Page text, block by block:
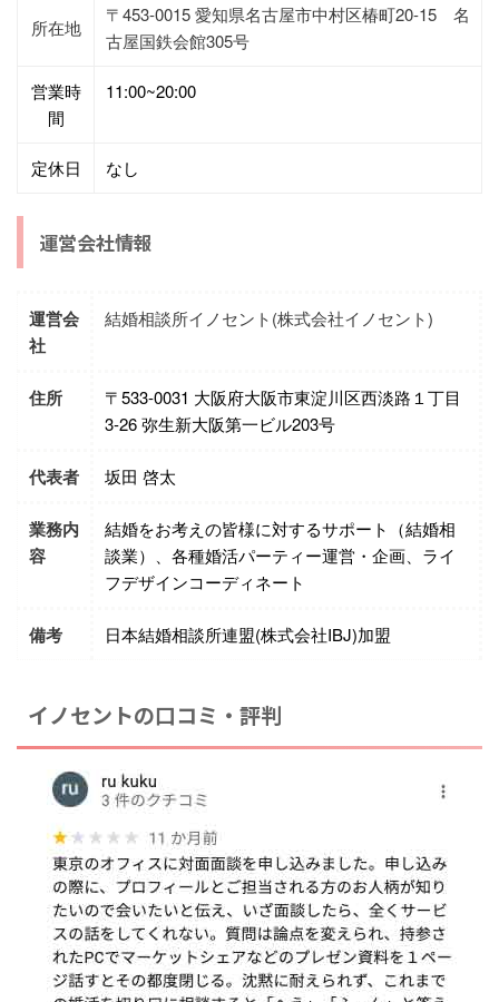
所在地
〒453-0015 愛知県名古屋市中村区椿町20-15 名
古屋国鉄会館305号
営業時
間
11:00~20:00
定休日 なし
運営会社情報
運営会
社
結婚相談所イノセント(株式会社イノセント)
住所
〒533-0031 大阪府大阪市東淀川区西淡路１丁目
3-26 弥生新大阪第一ビル203号
代表者 坂田 啓太
業務内
容
結婚をお考えの皆様に対するサポート（結婚相
談業）、各種婚活パーティー運営・企画、ライ
フデザインコーディネート
備考 日本結婚相談所連盟(株式会社IBJ)加盟
イノセントの口コミ・評判